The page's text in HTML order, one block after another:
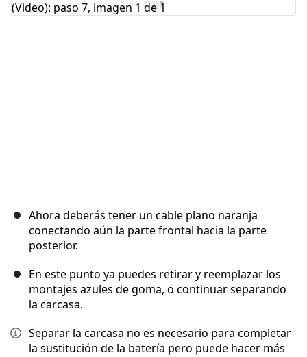
Ahora deberás tener un cable plano naranja
conectando aún la parte frontal hacia la parte
posterior.
En este punto ya puedes retirar y reemplazar los
montajes azules de goma, o continuar separando
la carcasa.
Separar la carcasa no es necesario para completar
la sustitución de la batería pero puede hacer más